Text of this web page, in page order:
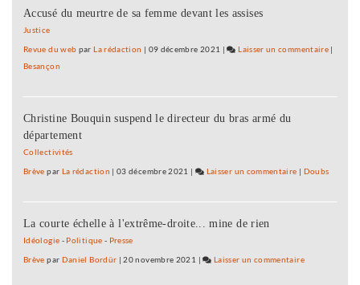
contre
Peillon
Accusé du meurtre de sa femme devant les assises
Justice
Revue du web parLa rédaction | 09 décembre 2021 | Laisser un commentaire on
à
|
Besançon
Christine Bouquin suspend le directeur du bras armé du
département
Collectivités
Brève par La rédaction |03 décembre 2021 | Laisser un commentaire on
manifestants
| Doubs
La courte échelle à l'extrême-droite... mine de rien
Idéologie - Politique - Presse
Brève par Daniel Bordür |20 novembre 2021 | Laisser un commentaireon